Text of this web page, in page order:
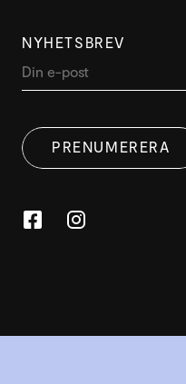
NYHETSBREV
PRENUMERERA